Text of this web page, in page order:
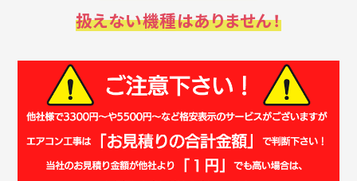
扱えない機種はありません！